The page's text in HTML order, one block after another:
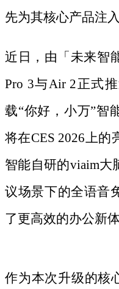
先为其核心产品注入
近日，由「未来智
Pro 3与Air 2正式
载“你好，小万”智
将在CES 2026上
智能自研的viaim大
议场景下的全语音
了更高效的办公新体
作为本次升级的核